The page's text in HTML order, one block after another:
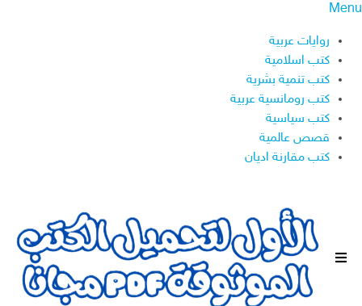
Menu
روايات عربية
كتب اسلامية
كتب تنمية بشرية
كتب رومانسية عربية
كتب سياسية
قصص عالمية
كتب مقارنة اديان
ا